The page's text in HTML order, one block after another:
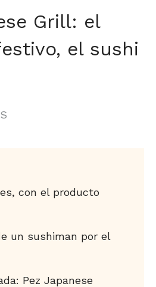
Grill: el
el sushi
con el producto
un sushiman por el
Pez Japanese